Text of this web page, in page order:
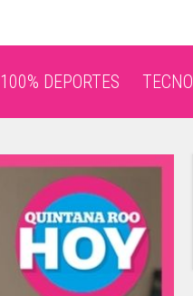
100% DEPORTES TECNO